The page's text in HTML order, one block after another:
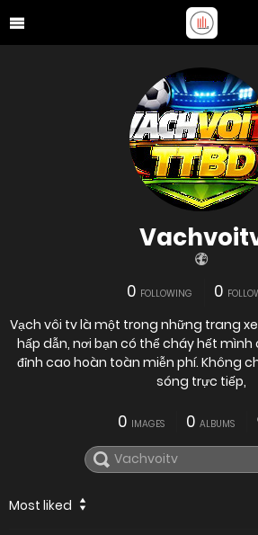
0 FOLLOWING 0
Vạch vôi tv là một trong những trang
hấp dẫn, nơi bạn có thể cháy hết
đỉnh cao hoàn toàn miễn phí. Không
sóng trực tiếp,
0 IMAGES 0 ALBUMS
Most liked